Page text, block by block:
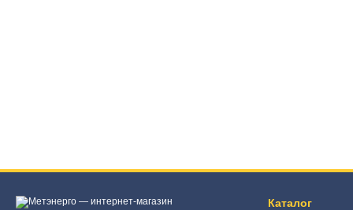
Каталог